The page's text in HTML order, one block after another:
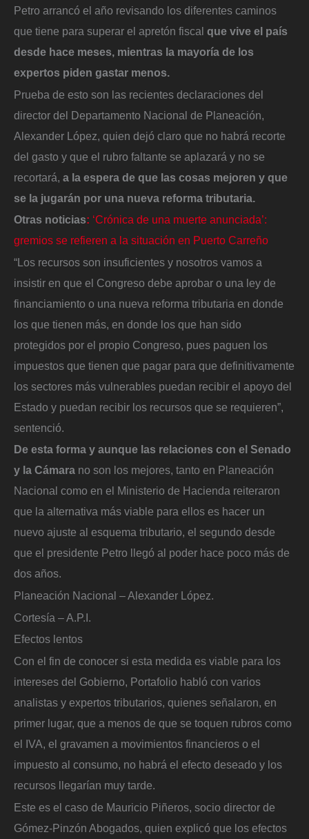
Petro arrancó el año revisando los diferentes caminos
que tiene para superar el apretón fiscal que vive el país
desde hace meses, mientras la mayoría de los
expertos piden gastar menos.
Prueba de esto son las recientes declaraciones del
director del Departamento Nacional de Planeación,
Alexander López, quien dejó claro que no habrá recorte
del gasto y que el rubro faltante se aplazará y no se
recortará, a la espera de que las cosas mejoren y que
se la jugarán por una nueva reforma tributaria.
Otras noticias: ‘Crónica de una muerte anunciada’:
gremios se refieren a la situación en Puerto Carreño
“Los recursos son insuficientes y nosotros vamos a
insistir en que el Congreso debe aprobar o una ley de
financiamiento o una nueva reforma tributaria en donde
los que tienen más, en donde los que han sido
protegidos por el propio Congreso, pues paguen los
impuestos que tienen que pagar para que definitivamente
los sectores más vulnerables puedan recibir el apoyo del
Estado y puedan recibir los recursos que se requieren”,
sentenció.
De esta forma y aunque las relaciones con el Senado
y la Cámara no son los mejores, tanto en Planeación
Nacional como en el Ministerio de Hacienda reiteraron
que la alternativa más viable para ellos es hacer un
nuevo ajuste al esquema tributario, el segundo desde
que el presidente Petro llegó al poder hace poco más de
dos años.
Planeación Nacional – Alexander López.
Cortesía – A.P.I.
Efectos lentos
Con el fin de conocer si esta medida es viable para los
intereses del Gobierno, Portafolio habló con varios
analistas y expertos tributarios, quienes señalaron, en
primer lugar, que a menos de que se toquen rubros como
el IVA, el gravamen a movimientos financieros o el
impuesto al consumo, no habrá el efecto deseado y los
recursos llegarían muy tarde.
Este es el caso de Mauricio Piñeros, socio director de
Gómez-Pinzón Abogados, quien explicó que los efectos